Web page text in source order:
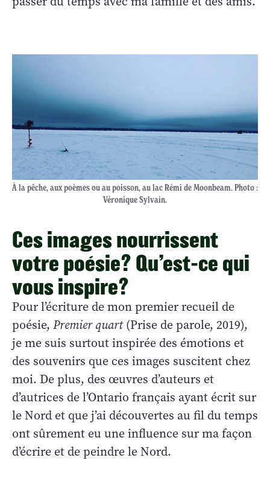
À la pêche, aux poèmes ou au poisson, au lac Rémi de Moonbeam. Photo :
Véronique Sylvain.
Ces images nourrissent
votre poésie? Qu’est-ce qui
vous inspire?
Pour l’écriture de mon premier recueil de
poésie, Premier quart(Prise de parole, 2019),
je me suis surtout inspirée des émotions et
des souvenirs que ces images suscitent chez
moi. De plus, des œuvres d’auteurs et
d’autrices de l’Ontario français ayant écrit sur
le Nord et que j’ai découvertes au fil du temps
ont sûrement eu une influence sur ma façon
d’écrire et de peindre le Nord.